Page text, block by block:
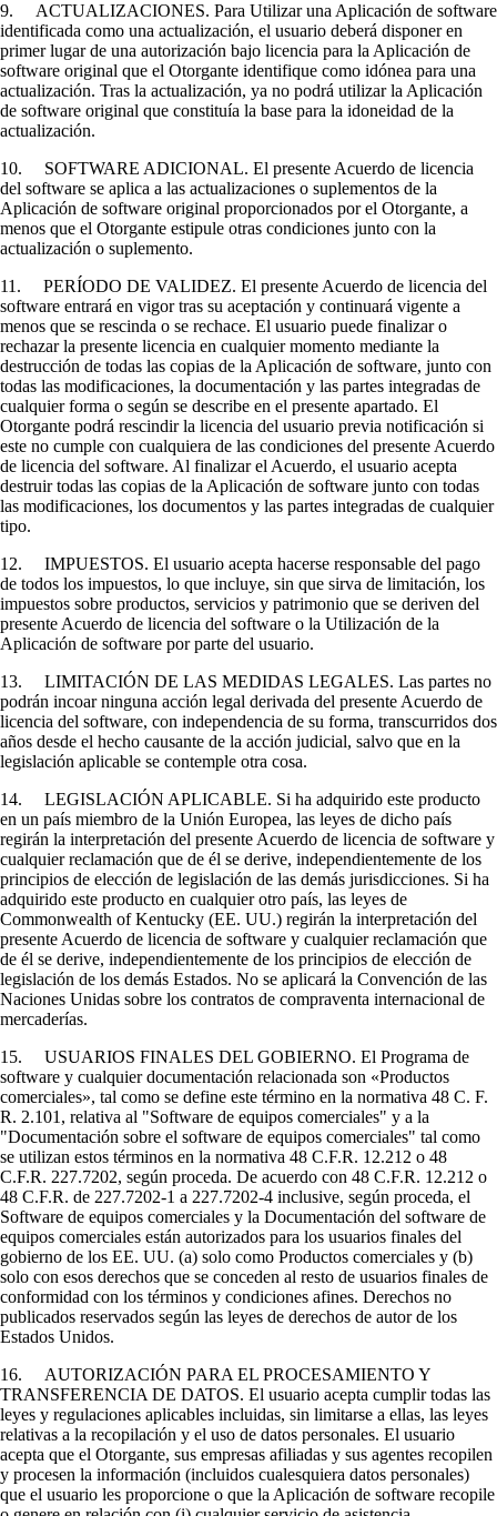
9. ACTUALIZACIONES. Para Utilizar una Aplicación de software
identificada como una actualización, el usuario deberá disponer en
primer lugar de una autorización bajo licencia para la Aplicación de
software original que el Otorgante identifique como idónea para una
actualización. Tras la actualización, ya no podrá utilizar la Aplicación
de software original que constituía la base para la idoneidad de la
actualización.
10. SOFTWARE ADICIONAL. El presente Acuerdo de licencia
del software se aplica a las actualizaciones o suplementos de la
Aplicación de software original proporcionados por el Otorgante, a
menos que el Otorgante estipule otras condiciones junto con la
actualización o suplemento.
11. PERÍODO DE VALIDEZ. El presente Acuerdo de licencia del
software entrará en vigor tras su aceptación y continuará vigente a
menos que se rescinda o se rechace. El usuario puede finalizar o
rechazar la presente licencia en cualquier momento mediante la
destrucción de todas las copias de la Aplicación de software, junto con
todas las modificaciones, la documentación y las partes integradas de
cualquier forma o según se describe en el presente apartado. El
Otorgante podrá rescindir la licencia del usuario previa notificación si
este no cumple con cualquiera de las condiciones del presente Acuerdo
de licencia del software. Al finalizar el Acuerdo, el usuario acepta
destruir todas las copias de la Aplicación de software junto con todas
las modificaciones, los documentos y las partes integradas de cualquier
tipo.
12. IMPUESTOS. El usuario acepta hacerse responsable del pago
de todos los impuestos, lo que incluye, sin que sirva de limitación, los
impuestos sobre productos, servicios y patrimonio que se deriven del
presente Acuerdo de licencia del software o la Utilización de la
Aplicación de software por parte del usuario.
13. LIMITACIÓN DE LAS MEDIDAS LEGALES. Las partes no
podrán incoar ninguna acción legal derivada del presente Acuerdo de
licencia del software, con independencia de su forma, transcurridos dos
años desde el hecho causante de la acción judicial, salvo que en la
legislación aplicable se contemple otra cosa.
14. LEGISLACIÓN APLICABLE. Si ha adquirido este producto
en un país miembro de la Unión Europea, las leyes de dicho país
regirán la interpretación del presente Acuerdo de licencia de software y
cualquier reclamación que de él se derive, independientemente de los
principios de elección de legislación de las demás jurisdicciones. Si ha
adquirido este producto en cualquier otro país, las leyes de
Commonwealth of Kentucky (EE. UU.) regirán la interpretación del
presente Acuerdo de licencia de software y cualquier reclamación que
de él se derive, independientemente de los principios de elección de
legislación de los demás Estados. No se aplicará la Convención de las
Naciones Unidas sobre los contratos de compraventa internacional de
mercaderías.
15. USUARIOS FINALES DEL GOBIERNO. El Programa de
software y cualquier documentación relacionada son «Productos
comerciales», tal como se define este término en la normativa 48 C. F.
R. 2.101, relativa al "Software de equipos comerciales" y a la
"Documentación sobre el software de equipos comerciales" tal como
se utilizan estos términos en la normativa 48 C.F.R. 12.212 o 48
C.F.R. 227.7202, según proceda. De acuerdo con 48 C.F.R. 12.212 o
48 C.F.R. de 227.7202-1 a 227.7202-4 inclusive, según proceda, el
Software de equipos comerciales y la Documentación del software de
equipos comerciales están autorizados para los usuarios finales del
gobierno de los EE. UU. (a) solo como Productos comerciales y (b)
solo con esos derechos que se conceden al resto de usuarios finales de
conformidad con los términos y condiciones afines. Derechos no
publicados reservados según las leyes de derechos de autor de los
Estados Unidos.
16. AUTORIZACIÓN PARA EL PROCESAMIENTO Y
TRANSFERENCIA DE DATOS. El usuario acepta cumplir todas las
leyes y regulaciones aplicables incluidas, sin limitarse a ellas, las leyes
relativas a la recopilación y el uso de datos personales. El usuario
acepta que el Otorgante, sus empresas afiliadas y sus agentes recopilen
y procesen la información (incluidos cualesquiera datos personales)
que el usuario les proporcione o que la Aplicación de software recopile